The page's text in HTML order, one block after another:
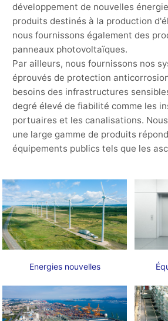
développement de nouvelles
produits destinés à la production
nous fournissons également des
panneaux photovoltaïques.
Par ailleurs, nous fournissons nos
éprouvés de protection
besoins des infrastructures
degré élevé de fiabilité comme les
portuaires et les canalisations.
une large gamme de produits
équipements publics tels que les
Energies nouvelles